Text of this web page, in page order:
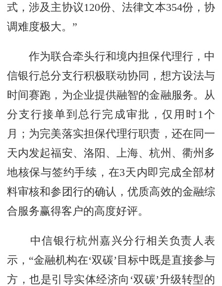
式，涉及主协议120份、法律文本354份，协
调难度极大。”
作为联合牵头行和境内担保代理行，中
信银行总分支行积极联动协同，想方设法与
时间赛跑，为企业提供融智的金融服务。从
分支行接单到总行完成审批，仅用时1个
月；为完美落实担保代理行职责，还在同一
天内发起福安、洛阳、上海、杭州、衢州多
地核保与签约手续，在3天内即完成全部材
料审核和参团行的确认，优质高效的金融综
合服务赢得客户的高度好评。
中信银行杭州嘉兴分行相关负责人表
示，“金融机构在‘双碳’目标中既是直接参与
方，也是引导实体经济向‘双碳’升级转型的